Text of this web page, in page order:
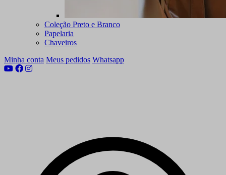
Coleção Preto e Branco
Papelaria
Chaveiros
Minha conta Meus pedidos Whatsapp